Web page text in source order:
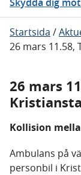
Startsida /
26 mars 11.58,
26 mars
Kollision
Ambulans på
personbil i